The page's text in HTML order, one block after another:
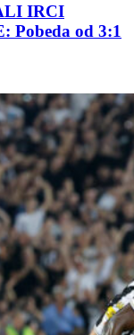
IRCI
Pobeda od 3:1